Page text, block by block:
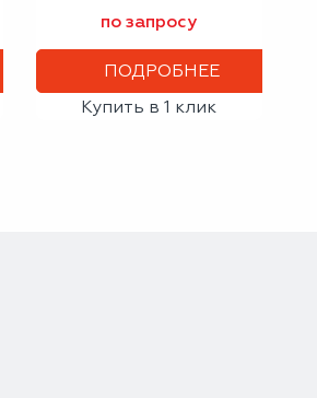
графитовый серый
по запросу
ПОДРОБНЕЕ
Купить в 1 клик